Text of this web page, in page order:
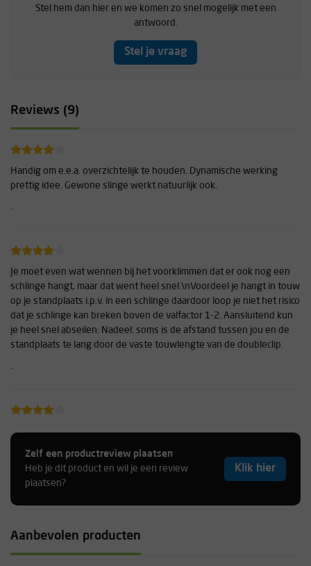
Stel hem dan hier en we komen zo snel mogelijk met een
antwoord.
Stel je vraag
Reviews (9)
Handig om e.e.a. overzichtelijk te houden. Dynamische werking
prettig idee. Gewone slinge werkt natuurlijk ook.
-
Je moet even wat wennen bij het voorklimmen dat er ook nog een
schlinge hangt, maar dat went heel snel.\nVoordeel je hangt in touw
op je standplaats i.p.v. in een schlinge daardoor loop je niet het risico
dat je schlinge kan breken boven de valfactor 1-2. Aansluitend kun
je heel snel abseilen. Nadeel: soms is de afstand tussen jou en de
standplaats te lang door de vaste touwlengte van de doubleclip.
-
Prima!
-
Zelf een productreview plaatsen
Heb je dit product en wil je een review
plaatsen?
Klik hier
Aanbevolen producten